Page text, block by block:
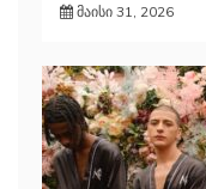
მაისი 31, 2026